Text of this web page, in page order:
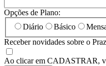
Opções de Plano:
Diário
Básico
Receber novidades sobre o
Ao clicar em CADASTRAR,